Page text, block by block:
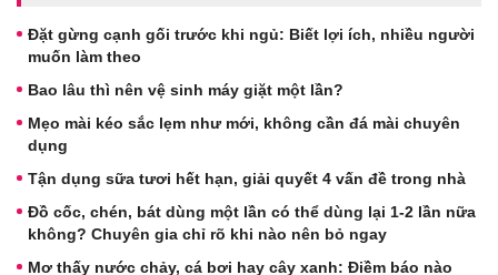
Đặt gừng cạnh gối trước khi ngủ: Biết lợi ích, nhiều người
muốn làm theo
Bao lâu thì nên vệ sinh máy giặt một lần?
Mẹo mài kéo sắc lẹm như mới, không cần đá mài chuyên
dụng
Tận dụng sữa tươi hết hạn, giải quyết 4 vấn đề trong nhà
Đồ cốc, chén, bát dùng một lần có thể dùng lại 1-2 lần nữa
không? Chuyên gia chỉ rõ khi nào nên bỏ ngay
Mơ thấy nước chảy, cá bơi hay cây xanh: Điềm báo nào